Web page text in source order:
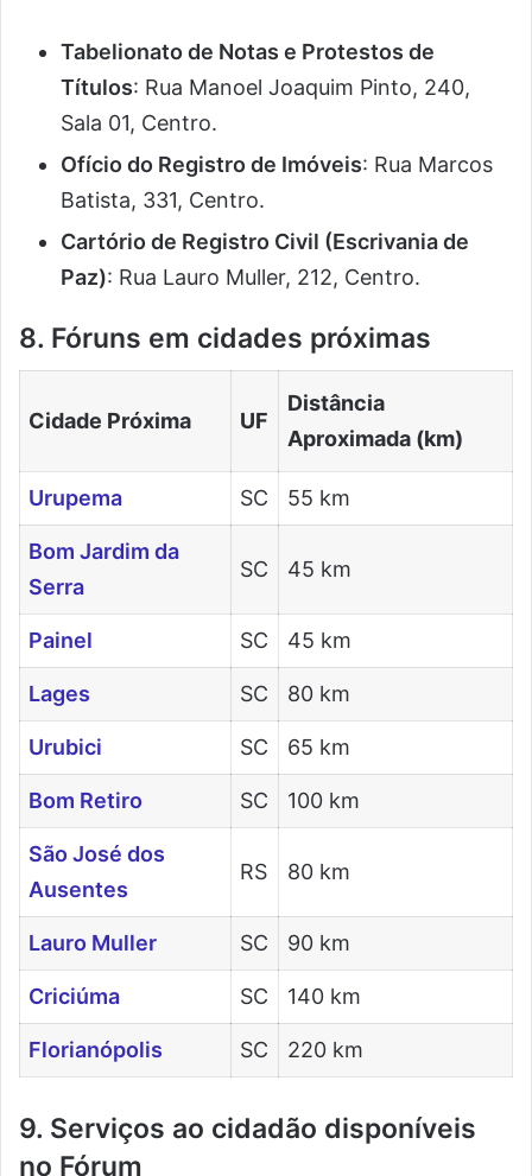
Tabelionato de Notas e Protestos de
Títulos: Rua Manoel Joaquim Pinto, 240,
Sala 01, Centro.
Ofício do Registro de Imóveis: Rua Marcos
Batista, 331, Centro.
Cartório de Registro Civil (Escrivania de
Paz): Rua Lauro Muller, 212, Centro.
8. Fóruns em cidades próximas
Cidade Próxima UF
Distância
Aproximada (km)
Urupema SC 55 km
Bom Jardim da
Serra
SC 45 km
Painel SC 45 km
Lages SC 80 km
Urubici SC 65 km
Bom Retiro SC 100 km
São José dos
Ausentes
RS 80 km
Lauro Muller SC 90 km
Criciúma SC 140 km
Florianópolis SC 220 km
9. Serviços ao cidadão disponíveis
no Fórum